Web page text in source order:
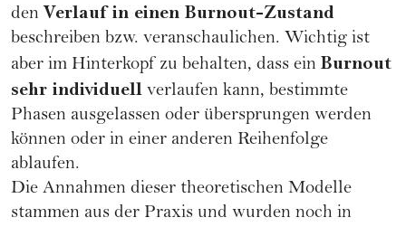
den Verlauf in einen Burnout-Zustand
beschreiben bzw. veranschaulichen. Wichtig ist
aber im Hinterkopf zu behalten, dass ein Burnout
sehr individuell verlaufen kann, bestimmte
Phasen ausgelassen oder übersprungen werden
können oder in einer anderen Reihenfolge
ablaufen.
Die Annahmen dieser theoretischen Modelle
stammen aus der Praxis und wurden noch in